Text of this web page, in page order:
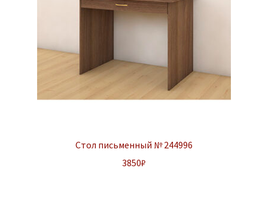
Стол письменный № 244996
3850₽